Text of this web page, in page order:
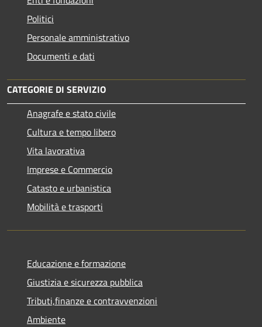
Politici
Personale amministrativo
Documenti e dati
CATEGORIE DI SERVIZIO
Anagrafe e stato civile
Cultura e tempo libero
Vita lavorativa
Imprese e Commercio
Catasto e urbanistica
Mobilità e trasporti
Educazione e formazione
Giustizia e sicurezza pubblica
Tributi,finanze e contravvenzioni
Ambiente